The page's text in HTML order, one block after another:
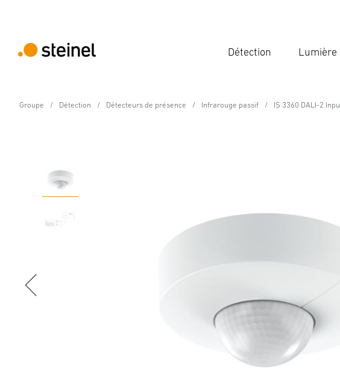
Détection Lumière
Groupe Détection Détecteurs de présence Infrarouge passif IS 3360 DALI-2
Caractéristiques